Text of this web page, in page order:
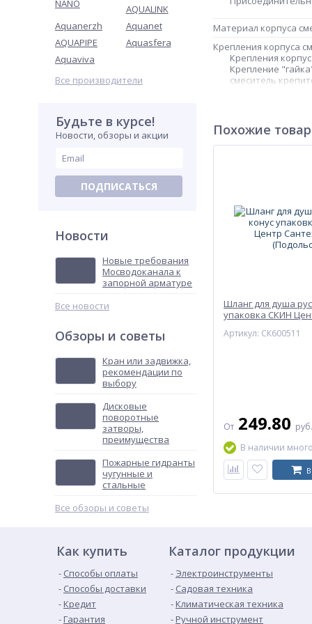
NANO
AQUALINK
Aquanerzh
Aquanet
AQUAPIPE
Aquasfera
Aquaviva
Все производители
Будьте в курсе!
Новости, обзоры и акции
ПОДПИСАТЬСЯ
Новости
Новые требования
Мосводоканала к
запорной арматуре
Все новости
Обзоры и советы
Кран или задвижка,
рекомендации по
выбору
Дисковые
поворотные
затворы,
преимущества
Пожарные гидранты
чугунные и
стальные
Все обзоры и советы
Материал корпуса
Крепления корпуса
Крепления
Крепление
смеситель
накидной
гайкой, служит
стену. Корпус
Длина излива
Длина излива
Длина излива -
Тип излива
Подключение
Условное
Условное
Обозначения,
душа, Бд - для
сеткой на
Похожие
Шланг для душа
упаковка СКИН
Сантехники
Артикул: СК600511
От 249.80 руб.
В наличии много
Как купить
Способы оплаты
Способы доставки
Кредит
Гарантия
Каталог продукции
Электроинструменты
Садовая техника
Климатическая техника
Ручной инструмент